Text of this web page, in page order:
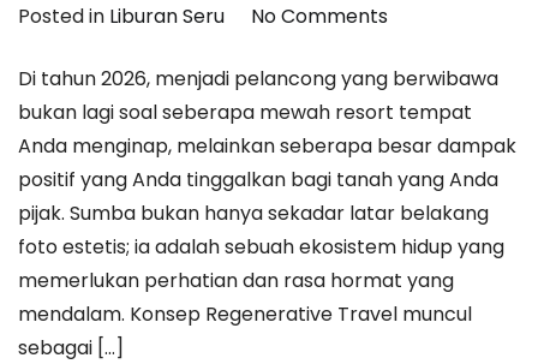
Posted in Liburan Seru No Commentson
dari
Sekadar
Jejak:
Panduan
Regenerative
Travel
untuk
Menjaga
Di tahun 2026, menjadi pelancong yang berwibawa
bukan lagi soal seberapa mewah resort tempat
Anda menginap, melainkan seberapa besar dampak
positif yang Anda tinggalkan bagi tanah yang Anda
pijak. Sumba bukan hanya sekadar latar belakang
foto estetis; ia adalah sebuah ekosistem hidup yang
memerlukan perhatian dan rasa hormat yang
mendalam. Konsep Regenerative Travel muncul
sebagai […]